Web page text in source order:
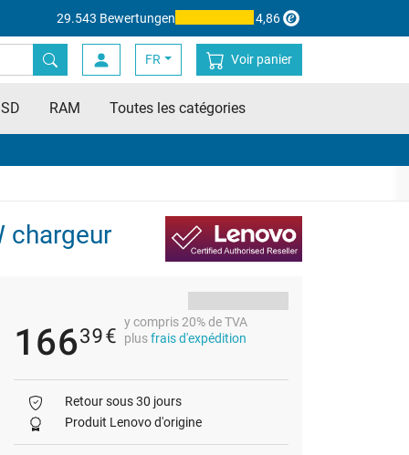
29.543 Bewertungen 4,86
FR Voir panier
RAM Toutes les catégories
chargeur
16639€ y compris 20% de TVA
plusfrais d'expédition
Retour sous 30 jours
Produit Lenovo d'origine